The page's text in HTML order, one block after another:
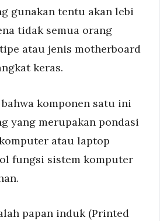
gunakan tentu akan lebi
tidak semua orang
atau jenis motherboard
keras.
komponen satu ini
yang merupakan pondasi
atau laptop
fungsi sistem komputer
papan induk (Printed